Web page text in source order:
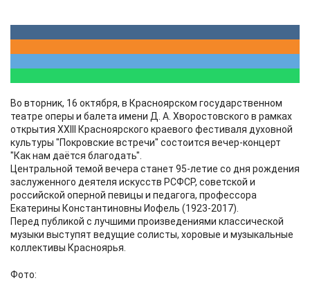
Во вторник, 16 октября, в Красноярском государственном
театре оперы и балета имени Д. А. Хворостовского в рамках
открытия XXIII Красноярского краевого фестиваля духовной
культуры "Покровские встречи" состоится вечер-концерт
"Как нам даётся благодать".
Центральной темой вечера станет 95-летие со дня рождения
заслуженного деятеля искусств РСФСР, советской и
российской оперной певицы и педагога, профессора
Екатерины Константиновны Иофель (1923-2017).
Перед публикой с лучшими произведениями классической
музыки выступят ведущие солисты, хоровые и музыкальные
коллективы Красноярья.
Фото: